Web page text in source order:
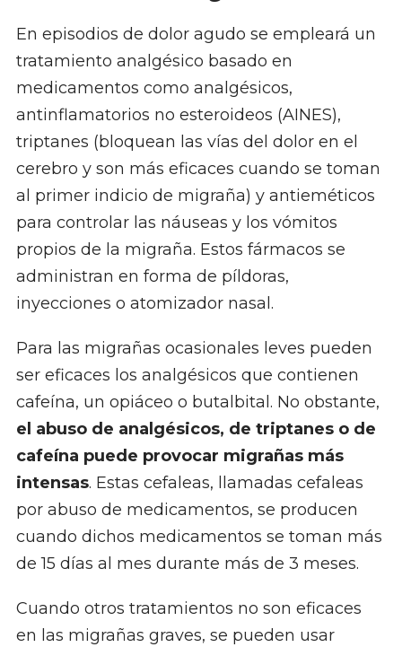
En episodios de dolor agudo se empleará un
tratamiento analgésico basado en
medicamentos como analgésicos,
antinflamatorios no esteroideos (AINES),
triptanes (bloquean las vías del dolor en el
cerebro y son más eficaces cuando se toman
al primer indicio de migraña) y antieméticos
para controlar las náuseas y los vómitos
propios de la migraña. Estos fármacos se
administran en forma de píldoras,
inyecciones o atomizador nasal.
Para las migrañas ocasionales leves pueden
ser eficaces los analgésicos que contienen
cafeína, un opiáceo o butalbital. No obstante,
el abuso de analgésicos, de triptanes o de
cafeína puede provocar migrañas más
intensas. Estas cefaleas, llamadas cefaleas
por abuso de medicamentos, se producen
cuando dichos medicamentos se toman más
de 15 días al mes durante más de 3 meses.
Cuando otros tratamientos no son eficaces
en las migrañas graves, se pueden usar